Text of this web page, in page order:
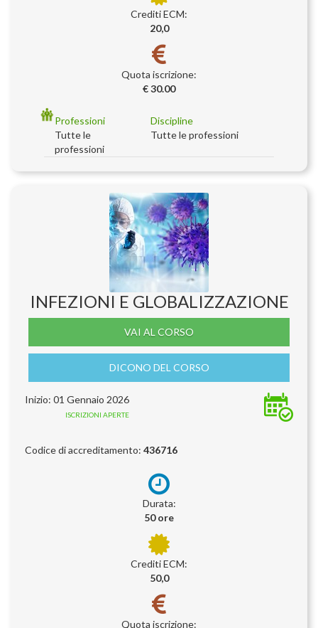
Crediti ECM:
20,0
Quota iscrizione:
€ 30.00
Professioni
Discipline
Tutte le
professioni
Tutte le professioni
INFEZIONI E GLOBALIZZAZIONE
VAI AL CORSO
DICONO DEL CORSO
Inizio: 01 Gennaio 2026
ISCRIZIONI APERTE
Codice di accreditamento: 436716
Durata:
50 ore
Crediti ECM:
50,0
Quota iscrizione: